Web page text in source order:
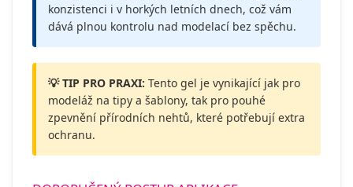
konzistenci i v horkých letních dnech, což vám
dává plnou kontrolu nad modelací bez spěchu.
💡 TIP PRO PRAXI: Tento gel je vynikající jak pro
modeláž na tipy a šablony, tak pro pouhé
zpevnění přírodních nehtů, které potřebují extra
ochranu.